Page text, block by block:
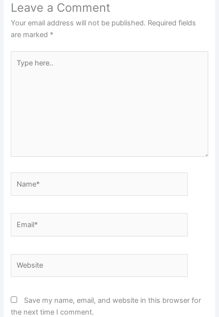
Leave a Comment
Your email address will not be published. Required fields
are marked *
here..
Save my name, email, and website in this browser for
the next time I comment.